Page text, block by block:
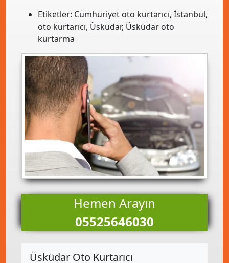
Etiketler: Cumhuriyet oto kurtarıcı, İstanbul,
oto kurtarıcı, Üsküdar, Üsküdar oto
kurtarma
Hemen Arayın
05525646030
Üsküdar Oto Kurtarıcı